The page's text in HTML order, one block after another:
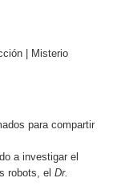
Misterio
para compartir
a investigar el
robots, el Dr.